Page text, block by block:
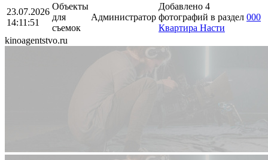
23.07.2026
14:11:51
Объекты
для
съемок
Администратор
Добавлено 4
фотографий в раздел 000
Квартира Насти
kinoagentstvo.ru